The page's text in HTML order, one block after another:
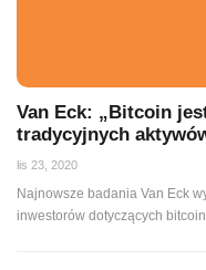
Van Eck: „Bitcoin
tradycyjnych
lis 23, 2020
Najnowsze badania Van Eck
inwestorów dotyczących